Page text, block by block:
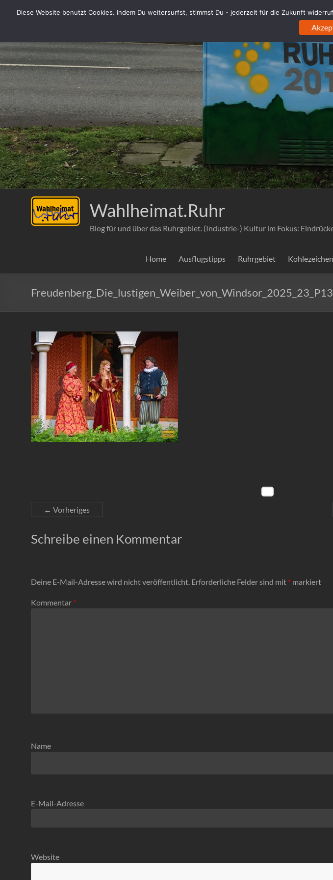
Inhalt
Wahlheimat.Ruhr
Blog für und über das Ruhrgebiet. (Industrie-) Kultur im Fokus:
Home Ausflugstipps Ruhrgebiet Kohlezeichen
← Vorheriges
Schreibe einen Kommentar
Deine E-Mail-Adresse wird nicht veröffentlicht. Erforderliche Felder sind mit * markiert
Kommentar *
Name
E-Mail-Adresse
Website
Diese Website benutzt Cookies. Indem Du weitersurfst, stimmst Du - jederzeit für die Zukunft